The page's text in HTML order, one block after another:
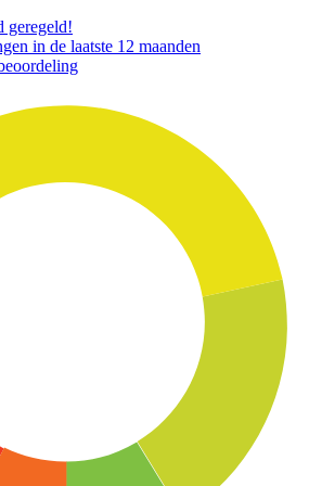
geregeld!
in de laatste 12 maanden